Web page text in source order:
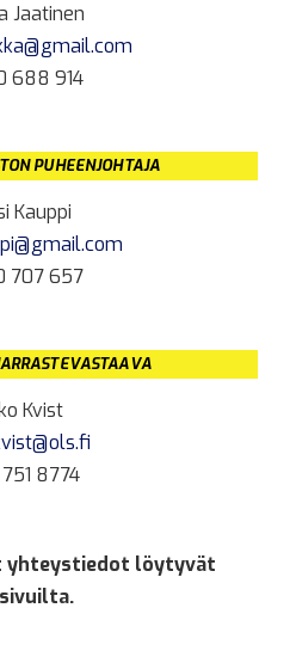
Jaatinen
688 914
PUHEENJOHTAJA
Kauppi
707 657
Kvist
8774
yhteystiedot löytyvät